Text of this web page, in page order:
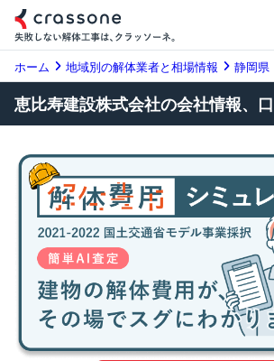
ホーム 地域別の解体業者と相場情報 静岡県
恵比寿建設株式会社の会社情報、